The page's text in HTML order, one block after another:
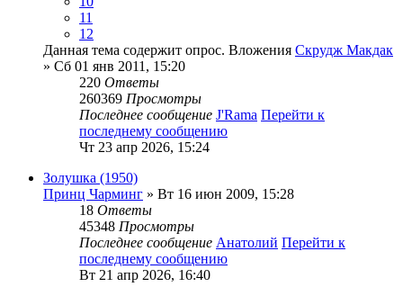
11
12
Данная тема содержит опрос. Вложения Скрудж Макдак
» Сб 01 янв 2011, 15:20
220 Ответы
260369 Просмотры
Последнее сообщение J'Rama Перейти к
последнему сообщению
Чт 23 апр 2026, 15:24
Золушка (1950)
Принц Чарминг » Вт 16 июн 2009, 15:28
18 Ответы
45348 Просмотры
Последнее сообщение Анатолий Перейти к
последнему сообщению
Вт 21 апр 2026, 16:40